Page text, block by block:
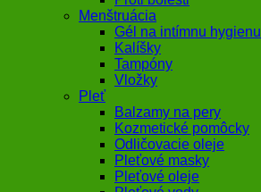
Menštruácia
Gél na intímnu hygienu
Kalíšky
Tampóny
Vložky
Pleť
Balzamy na pery
Kozmetické pomôcky
Odličovacie oleje
Pleťové masky
Pleťové oleje